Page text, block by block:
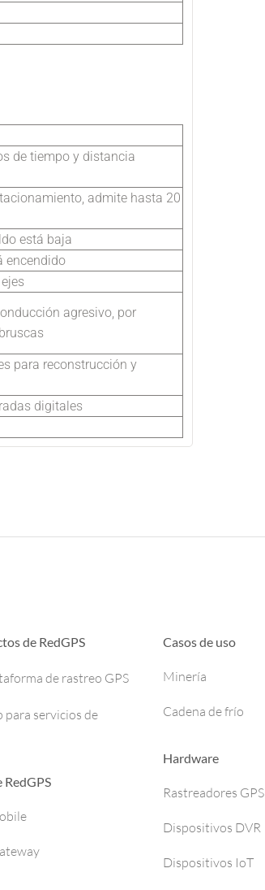
de tiempo y distancia
admite hasta 20
está baja
encendido
agresivo, por
para reconstrucción y
digitales
de RedGPS
de rastreo GPS
para servicios de
RedGPS
Casos de uso
Minería
Cadena de frío
Hardware
Rastreadores GPS
Dispositivos DVR
Dispositivos IoT